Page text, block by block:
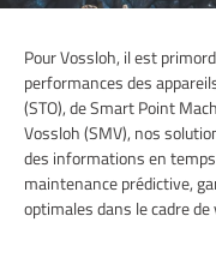
Pour Vossloh, il est
performances des
(STO), de Smart Point
Vossloh (SMV), nos
des informations en
maintenance prédictive,
optimales dans le cadre